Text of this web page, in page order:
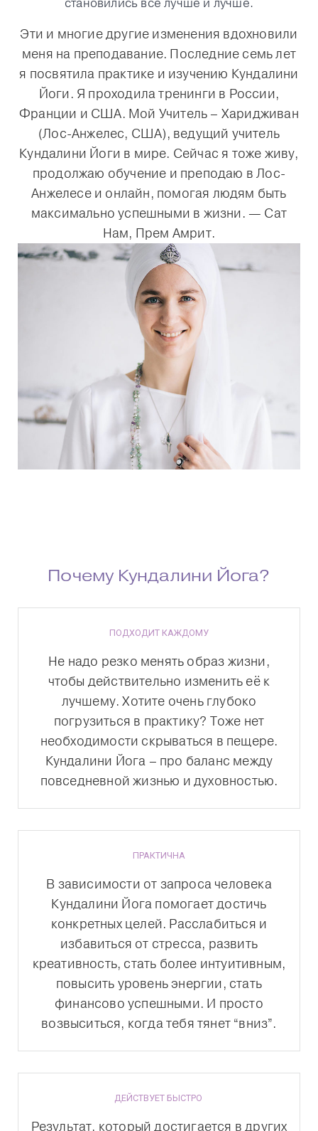
Эти и многие другие изменения вдохновили
меня на преподавание. Последние семь лет
я посвятила практике и изучению Кундалини
Йоги. Я проходила тренинги в России,
Франции и США. Мой Учитель – Харидживан
(Лос-Анжелес, США), ведущий учитель
Кундалини Йоги в мире. Сейчас я тоже живу,
продолжаю обучение и преподаю в Лос-
Анжелесе и онлайн, помогая людям быть
максимально успешными в жизни. — Сат
Нам, Прем Амрит.
Почему Кундалини Йога?
ПОДХОДИТ КАЖДОМУ
Не надо резко менять образ жизни,
чтобы действительно изменить её к
лучшему. Хотите очень глубоко
погрузиться в практику? Тоже нет
необходимости скрываться в пещере.
Кундалини Йога – про баланс между
повседневной жизнью и духовностью.
ПРАКТИЧНА
В зависимости от запроса человека
Кундалини Йога помогает достичь
конкретных целей. Расслабиться и
избавиться от стресса, развить
креативность, стать более интуитивным,
повысить уровень энергии, стать
финансово успешными. И просто
возвыситься, когда тебя тянет “вниз”.
ДЕЙСТВУЕТ БЫСТРО
Результат, который достигается в других